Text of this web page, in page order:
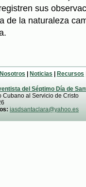
sus
de la naturaleza
Nosotros Noticias Recursos
del Séptimo Día de
Cubano al Servicio de Cristo
iasdsantaclara@yahoo.es